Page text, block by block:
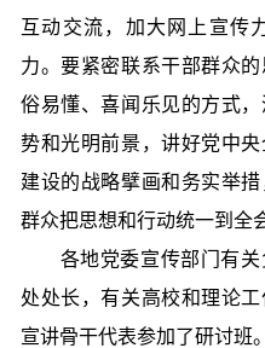
互动交流，加大网上宣传
力。要紧密联系干部群众
俗易懂、喜闻乐见的方式
势和光明前景，讲好党中
建设的战略擘画和务实举
群众把思想和行动统一到全
各地党委宣传部门有关
处处长，有关高校和理论
宣讲骨干代表参加了研讨班。